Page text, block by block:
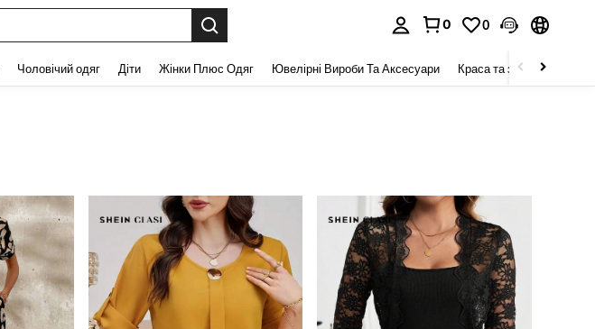
0 0
Чоловічий одяг Діти Жінки Плюс Одяг Ювелірні Вироби Та Аксесуари Краса та здоров 'я